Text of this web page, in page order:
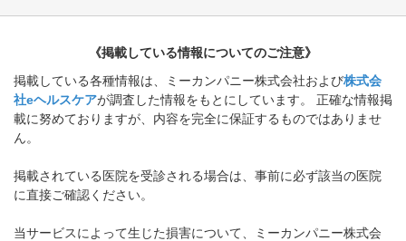
《掲載している情報についてのご注意》
掲載している各種情報は、ミーカンパニー株式会社および株式会
社eヘルスケアが調査した情報をもとにしています。 正確な情報掲
載に努めておりますが、内容を完全に保証するものではありませ
ん。
掲載されている医院を受診される場合は、事前に必ず該当の医院
に直接ご確認ください。
当サービスによって生じた損害について、ミーカンパニー株式会